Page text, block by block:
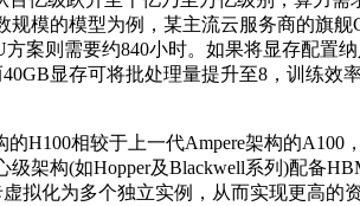
模的模型为例，某主流云服务商的旗舰
案则需要约840小时。如果将显存配置
显存可将批处理量提升至8，训练效
相较于上一代Ampere架构的A100
架构(如Hopper及Blackwell系列)配备
拟化为多个独立实例，从而实现更高的